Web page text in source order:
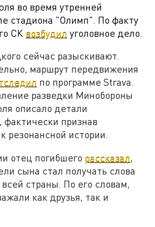
во время утренней
стадиона "Олимп". По факту
СК возбудил уголовное дело.
сейчас разыскивают.
маршрут передвижения
по программе Strava.
разведки Минобороны
описало детали
фактически признав
резонансной истории.
отец погибшего рассказал,
сына стал получать слова
страны. По его словам,
как друзья, так и